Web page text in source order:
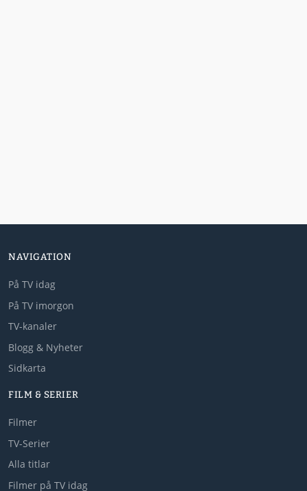
NAVIGATION
På TV idag
På TV imorgon
TV-kanaler
Blogg & Nyheter
Sidkarta
FILM & SERIER
Filmer
TV-Serier
Alla titlar
Filmer på TV idag